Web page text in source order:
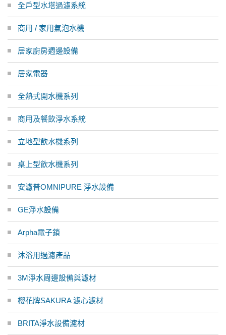
全戶型水塔過濾系統
商用 / 家用氣泡水機
居家廚房週邊設備
居家電器
全熱式開水機系列
商用及餐飲淨水系統
立地型飲水機系列
桌上型飲水機系列
安濾普OMNIPURE 淨水設備
GE淨水設備
Arpha電子鎖
沐浴用過濾產品
3M淨水周邊設備與濾材
櫻花牌SAKURA 濾心濾材
BRITA淨水設備濾材